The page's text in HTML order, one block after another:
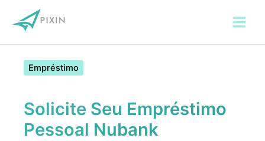
Empréstimo
Solicite Seu Empréstimo
Pessoal Nubank